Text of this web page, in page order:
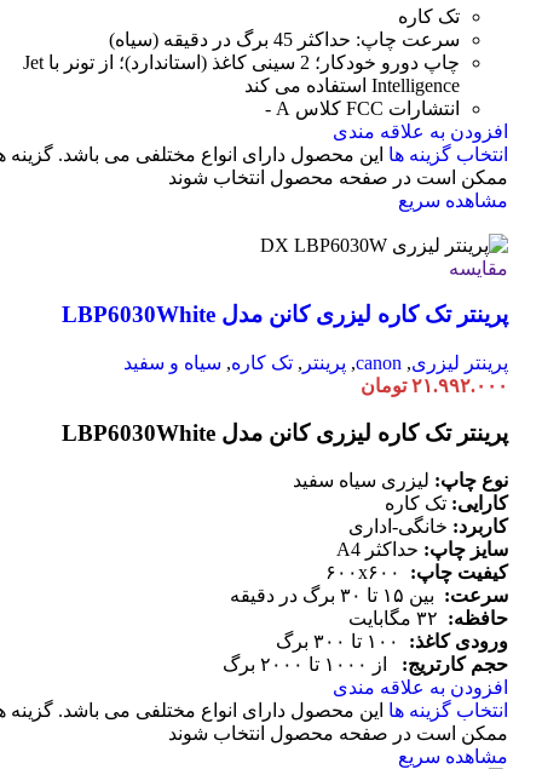
تک کاره
سرعت چاپ: حداکثر 45 برگ در دقیقه (سیاه)
چاپ دورو خودکار؛ 2 سینی کاغذ (استاندارد)؛ از تونر با Jet
Intelligence استفاده می کند
انتشارات FCC کلاس A -
افزودن به علاقه مندی
انتخاب گزینه ها این محصول دارای انواع مختلفی می باشد. گزینه
ممکن است در صفحه محصول انتخاب شوند
مشاهده سریع
مقایسه
پرینتر تک کاره لیزری کانن مدل LBP6030White
پرینتر لیزری,
canon
, پرینتر , تک کاره, سیاه و سفید
۲۱.۹۹۲.۰۰۰ تومان
پرینتر تک کاره لیزری کانن مدل LBP6030White
نوع چاپ: لیزری سیاه سفید
کارایی: تک کاره
کاربرد: خانگی-اداری
سایز چاپ: حداکثر A4
کیفیت چاپ:
۶۰۰x۶۰۰
سرعت: بین ۱۵ تا ۳۰ برگ در دقیقه
حافظه: ۳۲ مگابایت
ورودی کاغذ:
۱۰۰ تا ۳۰۰ برگ
حجم کارتریج:
از ۱۰۰۰ تا ۲۰۰۰ برگ
افزودن به علاقه مندی
انتخاب گزینه ها این محصول دارای انواع مختلفی می باشد. گزینه
ممکن است در صفحه محصول انتخاب شوند
مشاهده سریع